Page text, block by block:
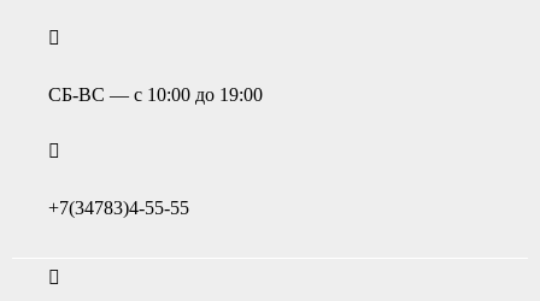
СБ-ВС — с 10:00 до 19:00
+7(34783)4-55-55